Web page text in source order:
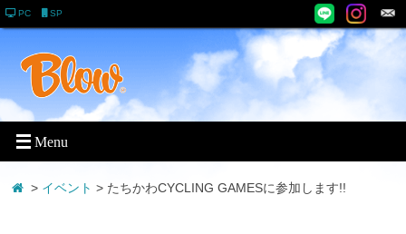
PC SP
> イベント > たちかわCYCLING GAMESに参加します!!